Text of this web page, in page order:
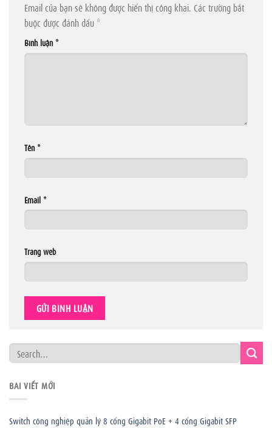
Email của bạn sẽ không được hiển thị công khai. Các trường bắt
buộc được đánh dấu *
Bình luận *
Tên *
Email *
Trang web
BÀI VIẾT MỚI
Switch công nghiệp quản lý 8 cổng Gigabit PoE + 4 cổng Gigabit SFP